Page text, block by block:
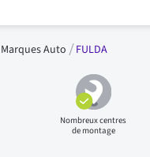
Marques Auto FULDA
Nombreux centres
de montage